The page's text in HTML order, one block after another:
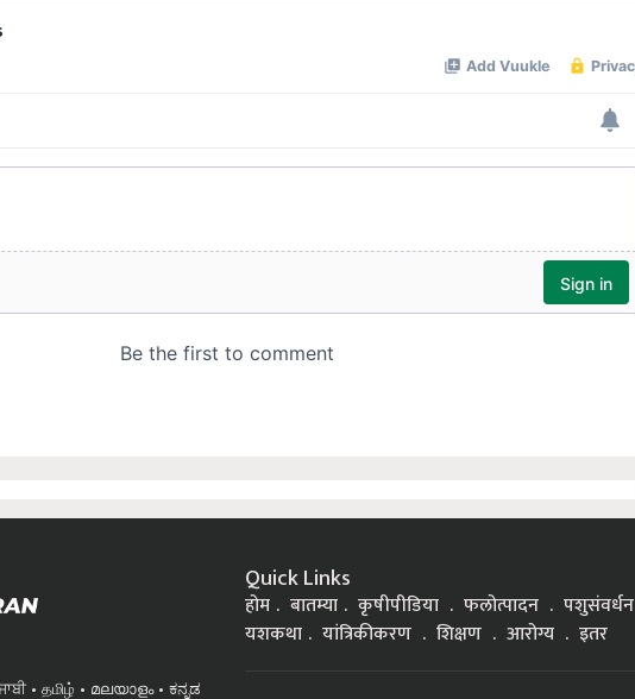
தமிழ் മലയാളം
ಕನ್ನಡ
Quick Links
होम बातम्या कृषीपीडिया फलोत्पादन पशुसंवर्धन
यशकथा
यांत्रिकीकरण शिक्षण आरोग्य इतर